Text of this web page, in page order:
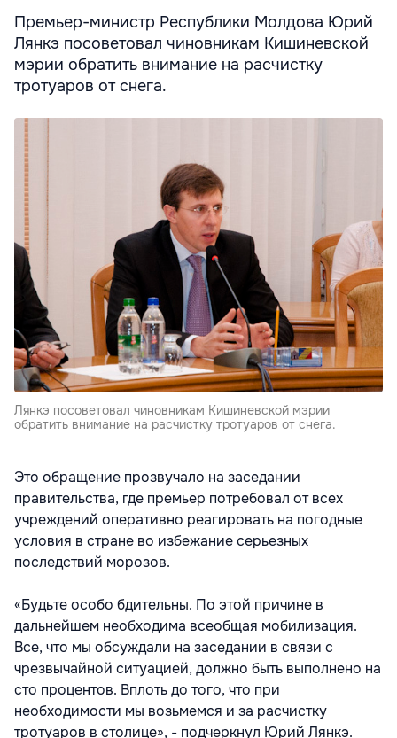
Премьер-министр Республики Молдова Юрий
Лянкэ посоветовал чиновникам Кишиневской
мэрии обратить внимание на расчистку
тротуаров от снега.
Лянкэ посоветовал чиновникам Кишиневской мэрии
обратить внимание на расчистку тротуаров от снега.
Это обращение прозвучало на заседании
правительства, где премьер потребовал от всех
учреждений оперативно реагировать на погодные
условия в стране во избежание серьезных
последствий морозов.
«Будьте особо бдительны. По этой причине в
дальнейшем необходима всеобщая мобилизация.
Все, что мы обсуждали на заседании в связи с
чрезвычайной ситуацией, должно быть выполнено на
сто процентов. Вплоть до того, что при
необходимости мы возьмемся и за расчистку
тротуаров в столице», - подчеркнул Юрий Лянкэ.